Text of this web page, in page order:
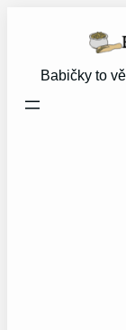
Babičky to